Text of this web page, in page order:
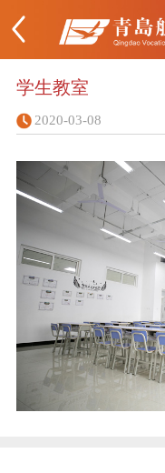
学生教室
2020-03-08